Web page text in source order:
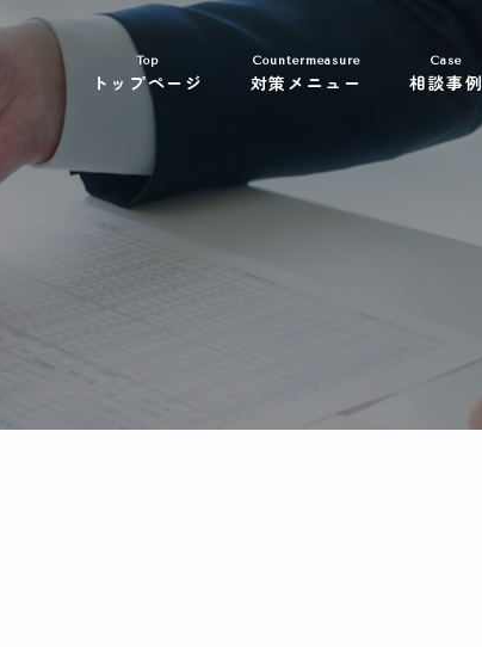
Top
トップページ
Countermeasure
対策メニュー
Case
相談事例